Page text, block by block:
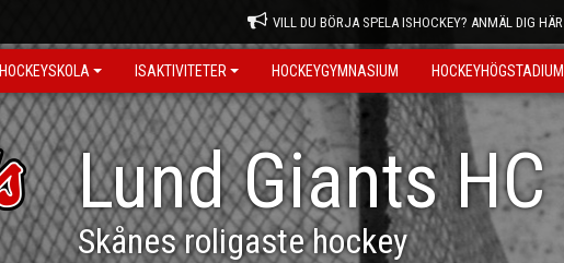
VILL DU BÖRJA SPELA ISHOCKEY? ANMÄL DIG HÄR
HOCKEYSKOLA ISAKTIVITETER HOCKEYGYMNASIUM HOCKEYHÖGSTADIUM
Lund Giants HC
Skånes roligaste hockey